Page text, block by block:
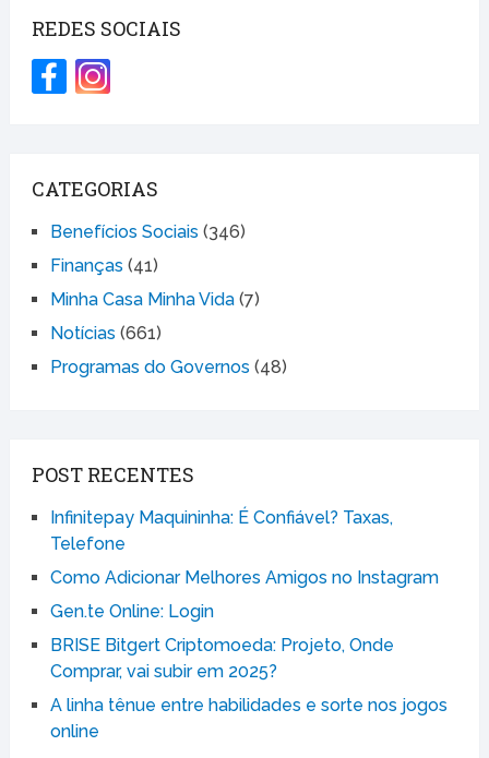
REDES SOCIAIS
CATEGORIAS
Benefícios Sociais (346)
Finanças (41)
Minha Casa Minha Vida(7)
Notícias (661)
Programas do Governos (48)
POST RECENTES
Infinitepay Maquininha: É Confiável? Taxas,
Telefone
Como Adicionar Melhores Amigos no Instagram
Gen.te Online: Login
BRISE Bitgert Criptomoeda: Projeto, Onde
Comprar, vai subir em 2025?
A linha tênue entre habilidades e sorte nos jogos
online